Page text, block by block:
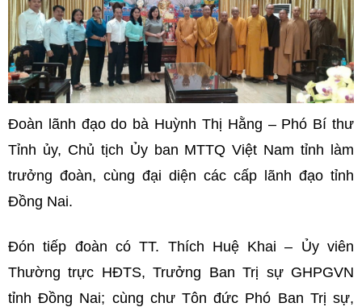
Đoàn lãnh đạo do bà Huỳnh Thị Hằng – Phó Bí thư
Tỉnh ủy, Chủ tịch Ủy ban MTTQ Việt Nam tỉnh làm
trưởng đoàn, cùng đại diện các cấp lãnh đạo tỉnh
Đồng Nai.
Đón tiếp đoàn có TT. Thích Huệ Khai – Ủy viên
Thường trực HĐTS, Trưởng Ban Trị sự GHPGVN
tỉnh Đồng Nai; cùng chư Tôn đức Phó Ban Trị sự,